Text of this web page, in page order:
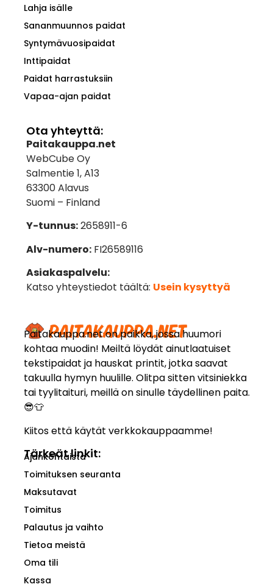
Paitakauppa.net on paikka, jossa huumori
kohtaa muodin! Meiltä löydät ainutlaatuiset
tekstipaidat ja hauskat printit, jotka saavat
takuulla hymyn huulille. Olitpa sitten vitsiniekka
tai tyylitaituri, meillä on sinulle täydellinen paita.
😎👕
Kiitos että käytät verkkokauppaamme!
Tärkeät linkit:
Ajankohtaista
Toimituksen seuranta
Maksutavat
Toimitus
Palautus ja vaihto
Tietoa meistä
Oma tili
Kassa
Lahja isälle
Sananmuunnos paidat
Syntymävuosipaidat
Inttipaidat
Paidat harrastuksiin
Vapaa-ajan paidat
Ota yhteyttä:
Paitakauppa.net
WebCube Oy
Salmentie 1, A13
63300 Alavus
Suomi – Finland
Y-tunnus:2658911-6
Alv-numero:FI26589116
Asiakaspalvelu:
Katso yhteystiedot täältä: Usein kysyttyä